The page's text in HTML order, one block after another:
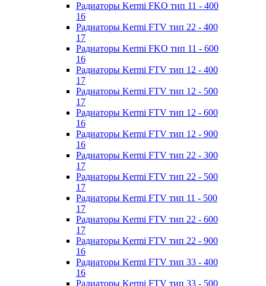
Радиаторы Kermi FKO тип 11 - 400
16
Радиаторы Kermi FTV тип 22 - 400
17
Радиаторы Kermi FKO тип 11 - 600
16
Радиаторы Kermi FTV тип 12 - 400
17
Радиаторы Kermi FTV тип 12 - 500
17
Радиаторы Kermi FTV тип 12 - 600
16
Радиаторы Kermi FTV тип 12 - 900
16
Радиаторы Kermi FTV тип 22 - 300
17
Радиаторы Kermi FTV тип 22 - 500
17
Радиаторы Kermi FTV тип 11 - 500
17
Радиаторы Kermi FTV тип 22 - 600
17
Радиаторы Kermi FTV тип 22 - 900
16
Радиаторы Kermi FTV тип 33 - 400
16
Радиаторы Kermi FTV тип 33 - 500